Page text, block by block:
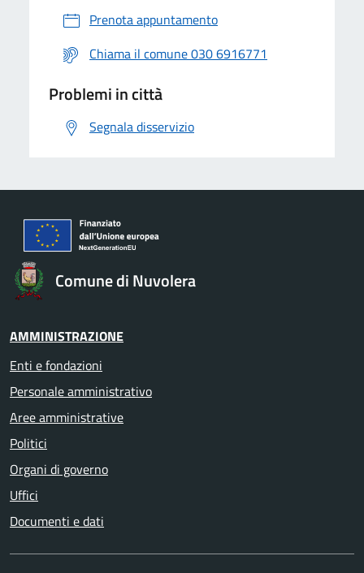
Prenota appuntamento
Chiama il comune 030 6916771
Problemi in città
Segnala disservizio
Comune di Nuvolera
AMMINISTRAZIONE
Enti e fondazioni
Personale amministrativo
Aree amministrative
Politici
Organi di governo
Uffici
Documenti e dati